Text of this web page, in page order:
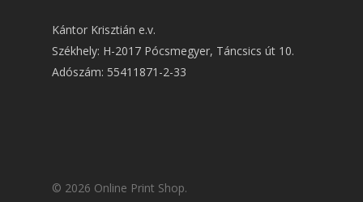
Kántor Krisztián e.v.
Székhely: H-2017 Pócsmegyer, Táncsics út 10.
Adószám: 55411871-2-33
© 2026 Online Print Shop.